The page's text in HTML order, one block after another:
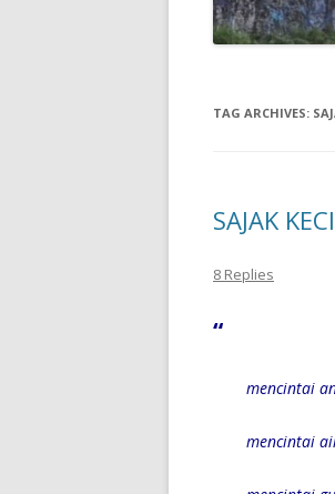
TAG ARCHIVES:
SAJAK
8 Replies
“
mencintai
mencintai